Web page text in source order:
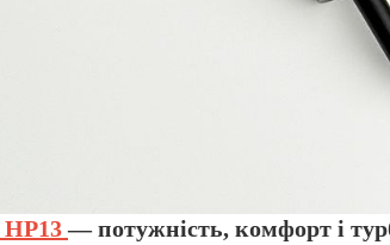
— потужність, комфорт і